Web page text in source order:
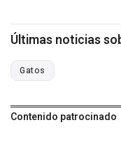
Últimas noticias
Gatos
Contenido patrocinado